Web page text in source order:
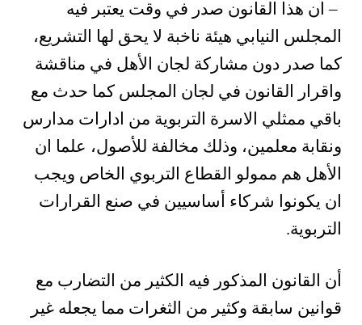
– ان هذا القانون صدر في وقت يعتبر فيه
المجلس النيابي هيئة ناخبة لا يحق لها التشريع،
كما صدر دون مشاركة لجان الأهل في مناقشة
واقرار القانون في لجان المجلس كما حدث مع
باقي ممثلي الاسرة التربوية من ادارات مدارس
ونقابة معلمين، وذلك مخالفة للأصول، علما ان
الأهل هم ممولو القطاع التربوي الخاص ويجب
ان يكونوا شركاء أساسيين في صنع القرارات
التربوية.
أن القانون المذكور فيه الكثير من التضارب مع
قوانين سابقة وكثير من الثغرات مما يجعله غير